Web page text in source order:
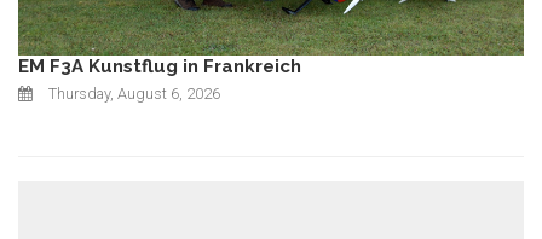
EM F3A Kunstflug in Frankreich
Thursday, August 6, 2026